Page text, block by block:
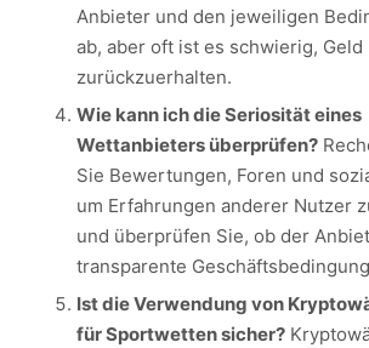
Anbieter und den jeweiligen
ab, aber oft ist es schwierig, Geld
zurückzuerhalten.
Wie kann ich die Seriosität eines
Wettanbieters überprüfen?
Sie Bewertungen, Foren und
um Erfahrungen anderer Nutzer
und überprüfen Sie, ob der
transparente
Ist die Verwendung von
für Sportwetten sicher?